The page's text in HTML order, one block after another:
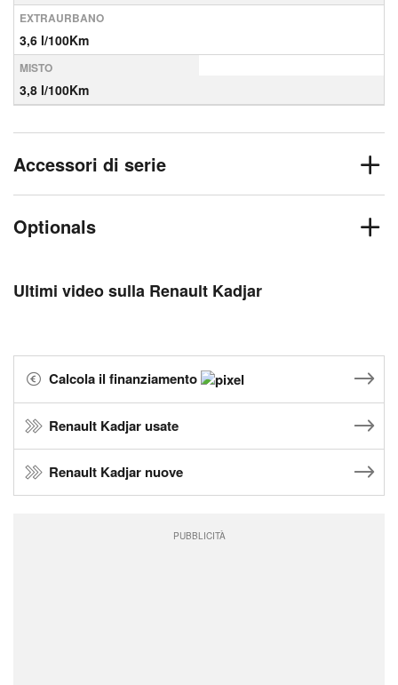
EXTRAURBANO
3,6 l/100Km
MISTO
3,8 l/100Km
Accessori di serie
Optionals
Ultimi video sulla Renault Kadjar
Calcola il finanziamento
Renault Kadjar usate
Renault Kadjar nuove
PUBBLICITÀ